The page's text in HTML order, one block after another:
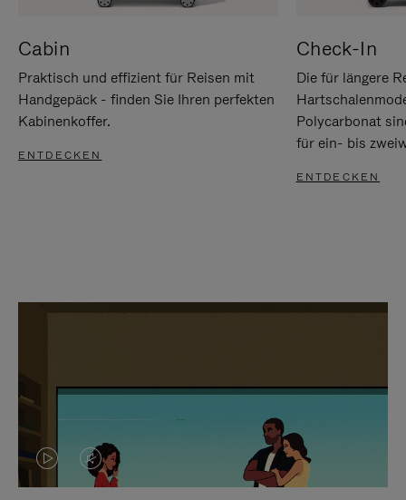
Cabin
Praktisch und effizient für Reisen mit
Handgepäck - finden Sie Ihren perfekten
Kabinenkoffer.
ENTDECKEN
Check-In
Die für längere
Polycarbonat
für ein- bis
ENTDECKEN
DASVIDEO